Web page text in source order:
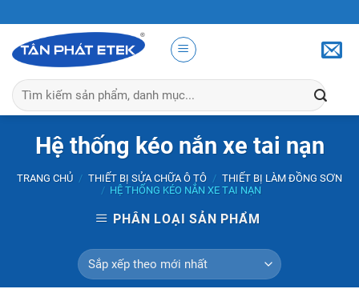
to
content
Tìm
kiếm:
Hệ thống kéo nắn xe tai nạn
TRANG CHỦ / THIẾT BỊ SỬA CHỮA Ô TÔ / THIẾT BỊ LÀM ĐỒNG SƠN
/ HỆ THỐNG KÉO NẮN XE TAI NẠN
PHÂN LOẠI SẢN PHẨM